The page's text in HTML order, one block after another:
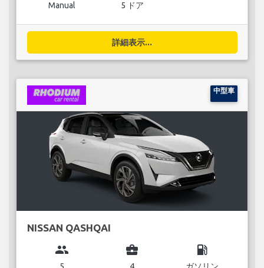
Manual 5 ドア
詳細表示...
中型車
NISSAN QASHQAI
group
5
business_center
4
local_gas_station
ガソリン